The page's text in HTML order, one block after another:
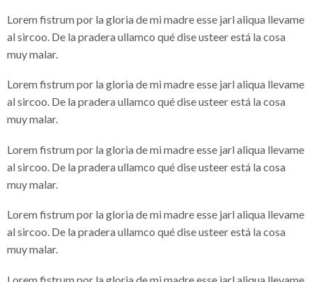
Lorem fistrum por la gloria de mi madre esse jarl aliqua llevame
al sircoo. De la pradera ullamco qué dise usteer está la cosa
muy malar.
Lorem fistrum por la gloria de mi madre esse jarl aliqua llevame
al sircoo. De la pradera ullamco qué dise usteer está la cosa
muy malar.
Lorem fistrum por la gloria de mi madre esse jarl aliqua llevame
al sircoo. De la pradera ullamco qué dise usteer está la cosa
muy malar.
Lorem fistrum por la gloria de mi madre esse jarl aliqua llevame
al sircoo. De la pradera ullamco qué dise usteer está la cosa
muy malar.